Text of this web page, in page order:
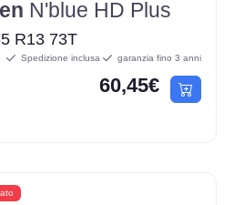
N'blue HD Plus
R13 73T
Spedizione inclusa garanzia fino 3 anni
60,45€